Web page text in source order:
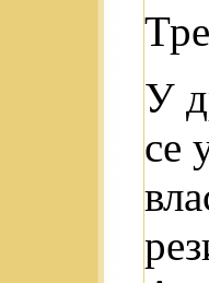
У
се